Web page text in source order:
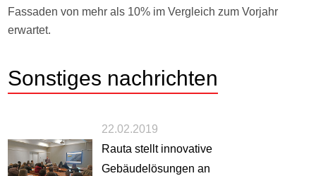
Fassaden von mehr als 10% im Vergleich zum Vorjahr
erwartet.
Sonstiges nachrichten
22.02.2019
Rauta stellt innovative
Gebäudelösungen an